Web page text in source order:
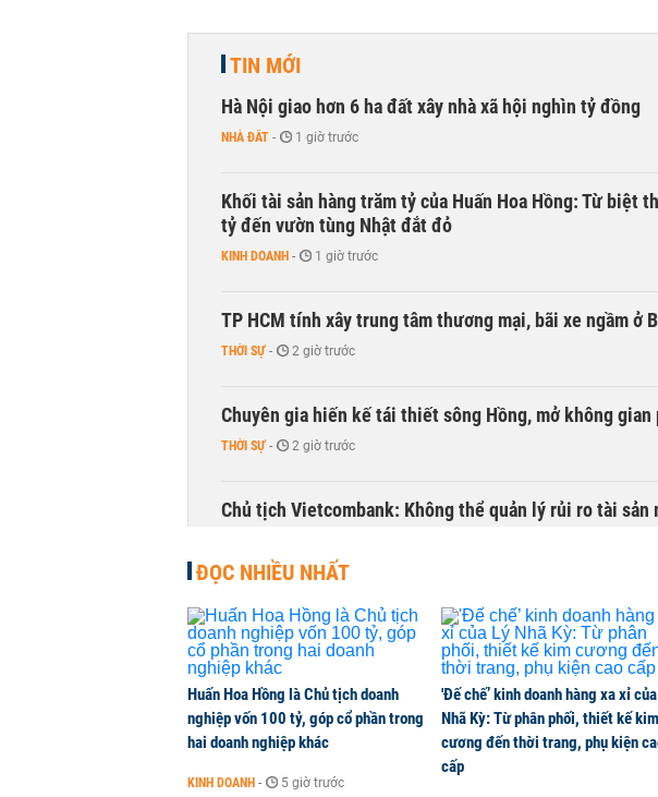
TIN MỚI
Hà Nội giao hơn 6 ha đất xây nhà xã hội nghìn tỷ đồng
NHÀ ĐẤT - 1 giờ trước
Khối tài sản hàng trăm tỷ của Huấn Hoa Hồng: Từ biệt
tỷ đến vườn tùng Nhật đắt đỏ
KINH DOANH - 1 giờ trước
TP HCM tính xây trung tâm thương mại, bãi xe ngầm ở
THỜI SỰ - 2 giờ trước
Chuyên gia hiến kế tái thiết sông Hồng, mở không
THỜI SỰ - 2 giờ trước
Chủ tịch Vietcombank: Không thể quản lý rủi ro tài sản
ĐỌC NHIỀU NHẤT
Huấn Hoa Hồng là Chủ tịch doanh
nghiệp vốn 100 tỷ, góp cổ phần trong
hai doanh nghiệp khác
KINH DOANH - 5 giờ trước
'Đế chế’ kinh doanh hàng xa xỉ
Nhã Kỳ: Từ phân phối, thiết kế kim
cương đến thời trang, phụ kiện
cấp